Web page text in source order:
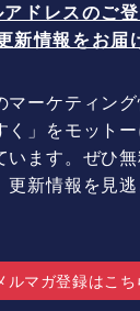
ドレスのご登
新情報をお届
マーケティン
く」をモット
います。ぜひ
更新情報を見
ルマガ登録はこち